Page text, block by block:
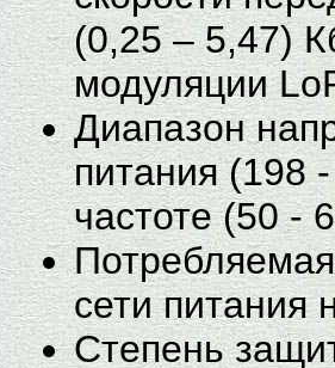
(0,25 – 5,47)
модуляции
Диапазон
питания (198
частоте (50 -
сети питания
Степень